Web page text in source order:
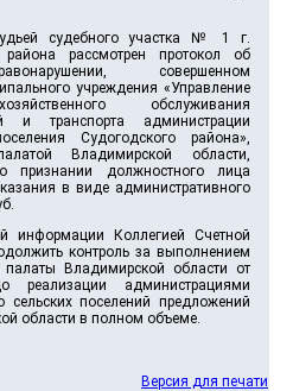
судебного участка № 1 г.
рассмотрен протокол об
совершенном
учреждения «Управление
обслуживания
и транспорта администрации
Судогодского района»,
Владимирской области,
признании должностного лица
в виде административного
информации Коллегией Счетной
контроль за выполнением
Владимирской области от
администрациями
сельских поселений предложений
области в полном объеме.
Версия для печати